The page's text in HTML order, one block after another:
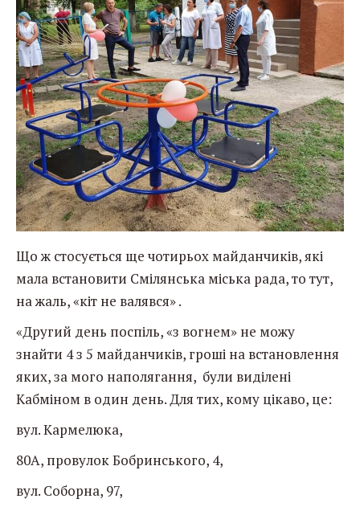
Що ж стосується ще чотирьох майданчиків, які
мала встановити Смілянська міська рада, то тут,
на жаль, «кіт не валявся» .
«Другий день поспіль, «з вогнем» не можу
знайти 4 з 5 майданчиків, гроші на встановлення
яких, за мого наполягання, були виділені
Кабміном в один день. Для тих, кому цікаво, це:
вул. Кармелюка,
80А, провулок Бобринського, 4,
вул. Соборна, 97,